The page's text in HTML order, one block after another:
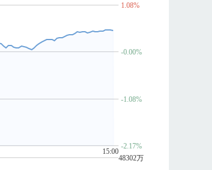
-2.17%
-1.08%
-0.00%
1.08%
15:00
48302万